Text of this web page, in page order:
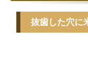
抜歯した穴に